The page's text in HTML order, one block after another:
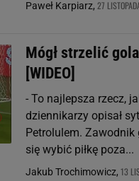
Paweł Karpiarz, 27
Mógł strzelić
[WIDEO]
- To najlepsza rzecz,
dziennikarzy opisał
Petrolulem. Zawodnik
się wybić piłkę poza...
Jakub Trochimowicz, 13